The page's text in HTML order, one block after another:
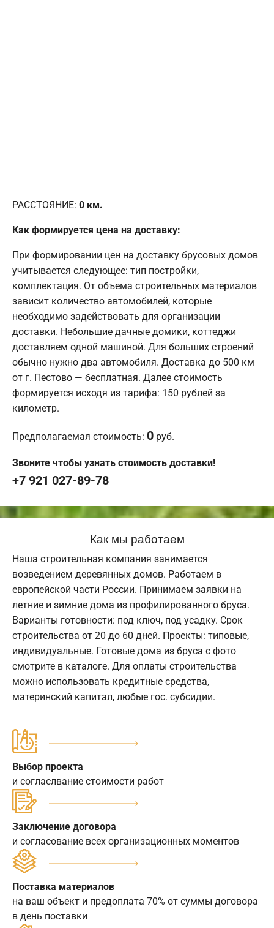
РАССТОЯНИЕ: 0 км.
Как формируется цена на доставку:
При формировании цен на доставку брусовых домов
учитывается следующее: тип постройки,
комплектация. От объема строительных материалов
зависит количество автомобилей, которые
необходимо задействовать для организации
доставки. Небольшие дачные домики, коттеджи
доставляем одной машиной. Для больших строений
обычно нужно два автомобиля. Доставка до 500 км
от г. Пестово — бесплатная. Далее стоимость
формируется исходя из тарифа: 150 рублей за
километр.
Предполагаемая стоимость: 0 руб.
Звоните чтобы узнать стоимость доставки!
+7 921 027-89-78
Как мы работаем
Наша строительная компания занимается
возведением деревянных домов. Работаем в
европейской части России. Принимаем заявки на
летние и зимние дома из профилированного бруса.
Варианты готовности: под ключ, под усадку. Срок
строительства от 20 до 60 дней. Проекты: типовые,
индивидуальные. Готовые дома из бруса с фото
смотрите в каталоге. Для оплаты строительства
можно использовать кредитные средства,
материнский капитал, любые гос. субсидии.
Выбор проекта
и согласлвание стоимости работ
Заключение договора
и согласование всех организационных моментов
Поставка материалов
на ваш объект и предоплата 70% от суммы договора
в день поставки